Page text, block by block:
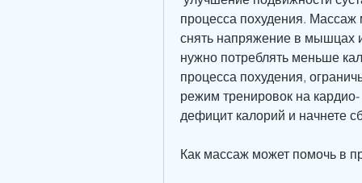
процесса похудения.
снять напряжение в мышцах
нужно потреблять меньше
процесса похудения,
режим тренировок на
дефицит калорий и начнете
Как массаж может помочь в